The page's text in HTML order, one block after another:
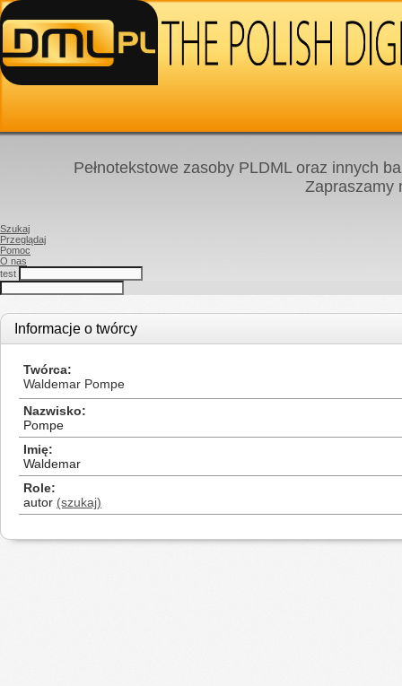
Pełnotekstowe zasoby PLDML oraz innych
Zapraszamy
Szukaj
Przeglądaj
Pomoc
O nas
test
Informacje o twórcy
Twórca
Waldemar Pompe
Nazwisko
Pompe
Imię
Waldemar
Role
autor (szukaj)